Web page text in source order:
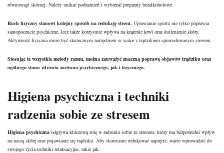
równowagi skórnej. Należy unikać podrażnień i wybierać preparaty bezalkoholowe.
Ruch fizyczny stanowi kolejny sposób na redukcję stresu. Uprawianie sportu nie tylko poprawia
samopoczucie psychiczne, lecz także korzystnie wpływa na krążenie krwi oraz dotlenienie skóry.
Aktywność fizyczna może być skutecznym narzędziem w walce z trądzikiem spowodowanym stresem.
Stosując te wszystkie metody razem, można zauważyć znaczną poprawę objawów trądziku oraz
ogólnego stanu zdrowia zarówno psychicznego, jak i fizycznego.
Higiena psychiczna i techniki
radzenia sobie ze stresem
Higiena psychiczna odgrywa kluczową rolę w radzeniu sobie ze stresem, który ma bezpośredni wpływ
na naszą skórę oraz pojawianie się trądziku. Aby skutecznie redukować napięcie, warto wprowadzić do
swojego życia techniki relaksacyjne, takie jak: